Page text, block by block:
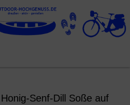
Senf-Dill Soße auf